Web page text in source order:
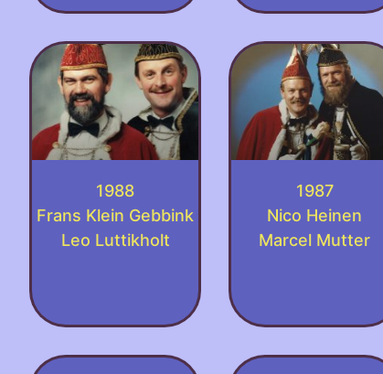
1988
Frans Klein Gebbink
Leo Luttikholt
1987
Nico Heinen
Marcel Mutter